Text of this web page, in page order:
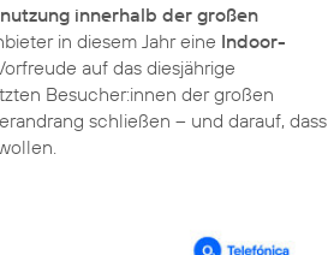
innerhalb der großen
in diesem Jahr eine Indoor-
auf das diesjährige
Besucher:innen der großen
schließen – und darauf, dass